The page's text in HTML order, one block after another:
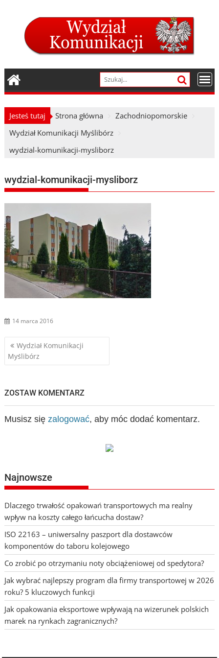
Jesteś tutaj Strona główna
Zachodniopomorskie
Wydział Komunikacji Myślibórz
wydzial-komunikacji-mysliborz
wydzial-komunikacji-mysliborz
14 marca 2016
Nawigacja
wpisu
Wydział Komunikacji
Myślibórz
ZOSTAW KOMENTARZ
Musisz się zalogować, aby móc dodać komentarz.
Najnowsze
Dlaczego trwałość opakowań transportowych ma realny
wpływ na koszty całego łańcucha dostaw?
ISO 22163 – uniwersalny paszport dla dostawców
komponentów do taboru kolejowego
Co zrobić po otrzymaniu noty obciążeniowej od spedytora?
Jak wybrać najlepszy program dla firmy transportowej w 2026
roku? 5 kluczowych funkcji
Jak opakowania eksportowe wpływają na wizerunek polskich
marek na rynkach zagranicznych?